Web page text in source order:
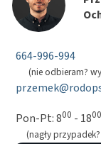
664-996-994
(nie odbieram?
Pon-Pt: 800 - 1800
(nagły